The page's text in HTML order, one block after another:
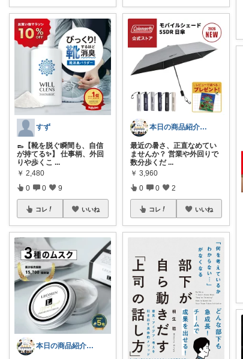
すず
👞【靴を脱ぐ瞬間も、自信
が持てる✨】 仕事柄、外回
りや歩くこ ...
￥ 2,480
0 0 9
コレ いいね
本日の商品紹介（営業にまつわる商品紹介）
本日の商品紹介（営業にまつわる商品紹介）
最近の暑さ、正直なめてい
ませんか？ 営業や外回りで
数分歩くだ ...
￥ 3,960
0 0 2
コレ いいね